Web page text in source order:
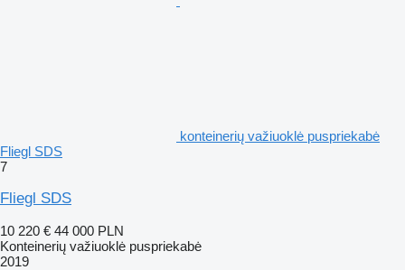
konteinerių važiuoklė puspriekabė
Fliegl SDS
7
Fliegl SDS
10 220 € 44 000 PLN
Konteinerių važiuoklė puspriekabė
2019